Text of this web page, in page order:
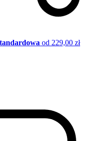
od 229,00 zł